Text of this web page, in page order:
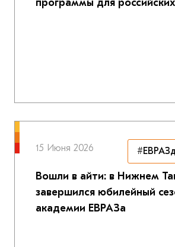
15 Июня 2026
Вошли в айти: в Нижнем
завершился юбилейный
академии ЕВРАЗа